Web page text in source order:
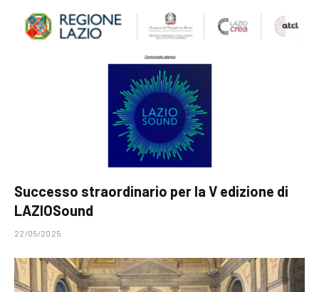
Successo straordinario per la V edizione di
LAZIOSound
22/05/2025